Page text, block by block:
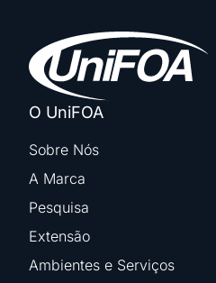
O UniFOA
Sobre Nós
A Marca
Pesquisa
Extensão
Ambientes e Serviços